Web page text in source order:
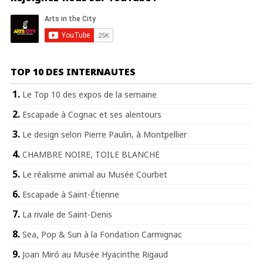
TOP 10 DES INTERNAUTES
Le Top 10 des expos de la semaine
Escapade à Cognac et ses alentours
Le design selon Pierre Paulin, à Montpellier
CHAMBRE NOIRE, TOILE BLANCHE
Le réalisme animal au Musée Courbet
Escapade à Saint-Étienne
La rivale de Saint-Denis
Sea, Pop & Sun à la Fondation Carmignac
Joan Miró au Musée Hyacinthe Rigaud